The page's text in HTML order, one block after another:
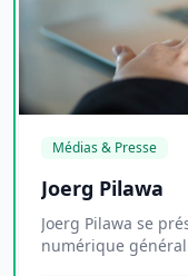
Médias & Presse
Joerg Pilawa
Joerg Pilawa se
numérique